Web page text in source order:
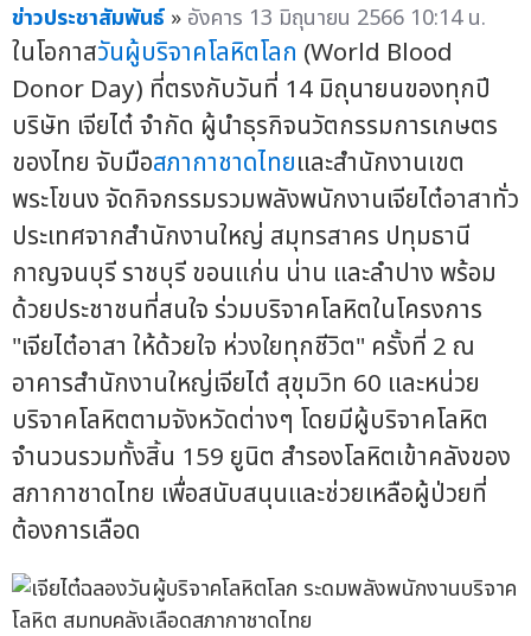
ข่าวประชาสัมพันธ์ » อังคาร 13 มิถุนายน 2566 10:14 น.
ในโอกาสวันผู้บริจาคโลหิตโลก (World Blood
Donor Day) ที่ตรงกับวันที่ 14 มิถุนายนของทุกปี
บริษัท เจียไต๋ จำกัด ผู้นำธุรกิจนวัตกรรมการเกษตร
ของไทย จับมือสภากาชาดไทยและสำนักงานเขต
พระโขนง จัดกิจกรรมรวมพลังพนักงานเจียไต๋อาสาทั่ว
ประเทศจากสำนักงานใหญ่ สมุทรสาคร ปทุมธานี
กาญจนบุรี ราชบุรี ขอนแก่น น่าน และลำปาง พร้อม
ด้วยประชาชนที่สนใจ ร่วมบริจาคโลหิตในโครงการ
"เจียไต๋อาสา ให้ด้วยใจ ห่วงใยทุกชีวิต" ครั้งที่ 2 ณ
อาคารสำนักงานใหญ่เจียไต๋ สุขุมวิท 60 และหน่วย
บริจาคโลหิตตามจังหวัดต่างๆ โดยมีผู้บริจาคโลหิต
จำนวนรวมทั้งสิ้น 159 ยูนิต สำรองโลหิตเข้าคลังของ
สภากาชาดไทย เพื่อสนับสนุนและช่วยเหลือผู้ป่วยที่
ต้องการเลือด